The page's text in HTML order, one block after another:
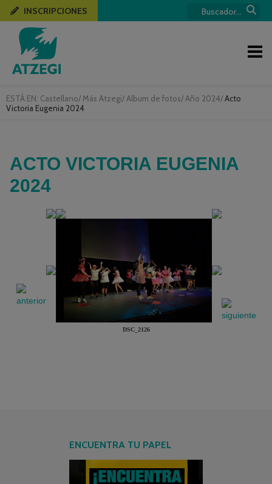
ESTÁ EN: Castellano/ Más Atzegi/ Album de fotos/ Año 2024/Acto
Victoria Eugenia 2024
INSCRIPCIONES
ACTO VICTORIA EUGENIA
2024
DSC_2126
ENCUENTRA TU PAPEL